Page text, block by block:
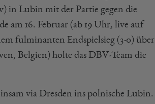
in Lubin mit der Partie gegen die
am 16. Februar (ab 19 Uhr, live auf
fulminanten Endspielsieg (3-0) über
Belgien) holte das DBV-Team die
via Dresden ins polnische Lubin.